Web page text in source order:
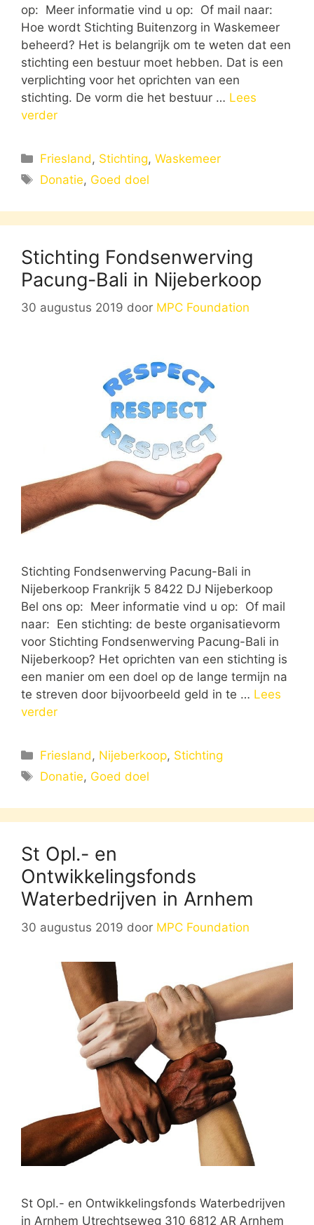
op: Meer informatie vind u op: Of mail naar:
Hoe wordt Stichting Buitenzorg in Waskemeer
beheerd? Het is belangrijk om te weten dat een
stichting een bestuur moet hebben. Dat is een
verplichting voor het oprichten van een
stichting. De vorm die het bestuur … Lees
verder
Categorieën
Friesland , Stichting,Waskemeer
Tags
Donatie, Goed doel
Stichting Fondsenwerving
Pacung-Bali in Nijeberkoop
30 augustus 2019 door MPC Foundation
Stichting Fondsenwerving Pacung-Bali in
Nijeberkoop Frankrijk 5 8422 DJ Nijeberkoop
Bel ons op: Meer informatie vind u op: Of mail
naar: Een stichting: de beste organisatievorm
voor Stichting Fondsenwerving Pacung-Bali in
Nijeberkoop? Het oprichten van een stichting is
een manier om een doel op de lange termijn na
te streven door bijvoorbeeld geld in te … Lees
verder
Categorieën
Friesland, Nijeberkoop, Stichting
Tags
Donatie, Goed doel
St Opl.- en
Ontwikkelingsfonds
Waterbedrijven in Arnhem
30 augustus 2019 door MPC Foundation
St Opl.- en Ontwikkelingsfonds Waterbedrijven
in Arnhem Utrechtseweg 310 6812 AR Arnhem